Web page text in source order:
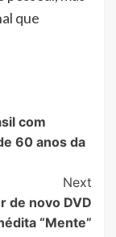
que
com
60 anos da
Next
de novo DVD
“Mente”